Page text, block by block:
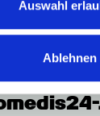
Zugriffe auf
und
die
Auswahl
Ablehnen